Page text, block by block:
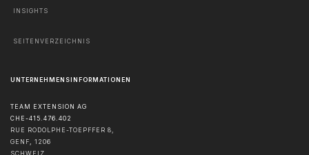
INSIGHTS
SEITENVERZEICHNIS
UNTERNEHMENSINFORMATIONEN
TEAM EXTENSION AG
CHE-415.476.402
RUE RODOLPHE-TOEPFFER 8,
GENF, 1206